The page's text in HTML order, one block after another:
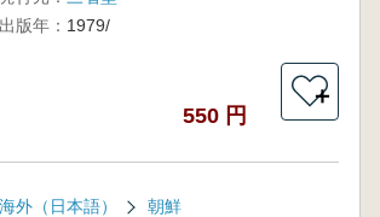
出版年： 1979/
550 円
＋
海外（日本語） 朝鮮